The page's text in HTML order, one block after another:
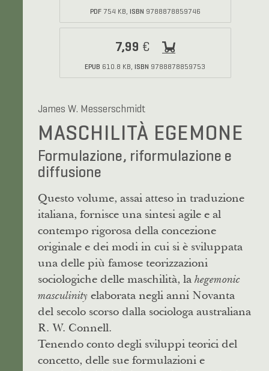
PDF754 KB, ISBN 9788878859746
7,99 €
EPUB 610.8 KB, ISBN 9788878859753
James W. Messerschmidt
MASCHILITÀ EGEMONE
Formulazione, riformulazione e
diffusione
Questo volume, assai atteso in traduzione
italiana, fornisce una sintesi agile e al
contempo rigorosa della concezione
originale e dei modi in cui si è sviluppata
una delle più famose teorizzazioni
sociologiche delle maschilità, la hegemonic
masculinity elaborata negli anni Novanta
del secolo scorso dalla sociologa australiana
R. W. Connell.
Tenendo conto degli sviluppi teorici del
concetto, delle sue formulazioni e